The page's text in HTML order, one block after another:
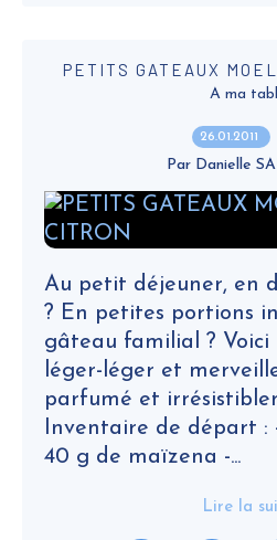
PETITS GATEAUX
A ma
26.01.2011
Par Danielle
Au petit déjeuner, en
? En petites portions
gâteau familial ?
léger-léger et
parfumé et
Inventaire de départ :
40 g de maïzena -...
Lire la